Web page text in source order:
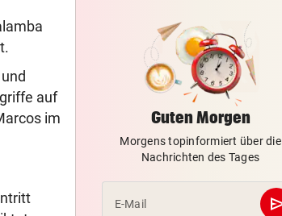
auf
im
Unterstützung vom Staat?
TRAGISCHER UNFALL vor
Kleinkind bei Sturz aus
schwer verletzt
APPELL IM LUXUS-HOTEL vor
Bayern mahnt Konkurrenz:
kann es nicht sein!“
Guten Morgen
Morgens topinformiert über die
Nachrichten des Tages
E-Mail